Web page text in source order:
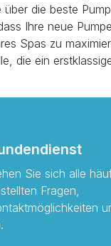
die beste
Ihre neue
Spas zu
die ein
Sie sich alle
Fragen,